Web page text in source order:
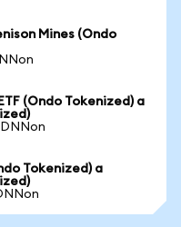
Mines (Ondo
(Ondo Tokenized) a
Tokenized) a